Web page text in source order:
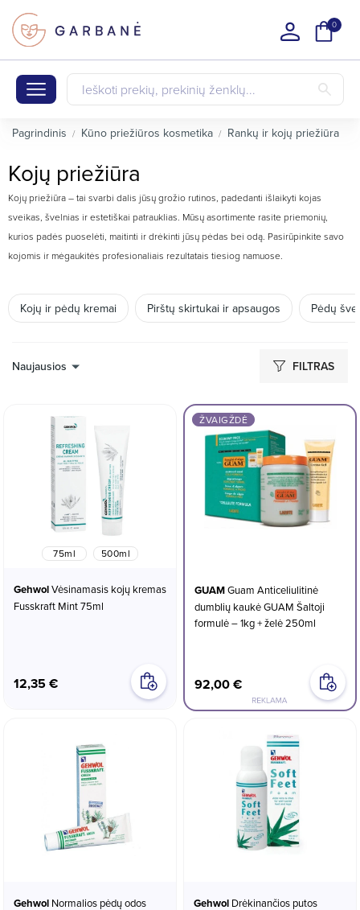
0
Pagrindinis Kūno priežiūros kosmetika Rankų ir kojų priežiūra
Kojų priežiūra
Kojų priežiūra – tai svarbi dalis jūsų grožio rutinos, padedanti išlaikyti kojas
sveikas, švelnias ir estetiškai patrauklias. Mūsų asortimente rasite priemonių,
kurios padės puoselėti, maitinti ir drėkinti jūsų pėdas bei odą. Pasirūpinkite savo
kojomis ir mėgaukitės profesionaliais rezultatais tiesiog namuose.
Kojų ir pėdų kremai Pirštų skirtukai ir apsaugos Pėdų
Naujausios FILTRAS
75ml 500ml
Gehwol
Fusskraft Mint 75ml
12,35 €
GUAM
dumblių kaukė GUAM Šaltoji
formulė – 1kg + želė 250ml
92,00 €
ŽVAIGŽDĖ
Gehwol Gehwol